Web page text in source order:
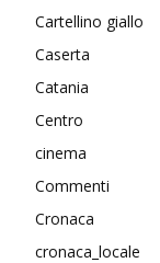
Cartellino giallo
Caserta
Catania
Centro
cinema
Commenti
Cronaca
cronaca_locale